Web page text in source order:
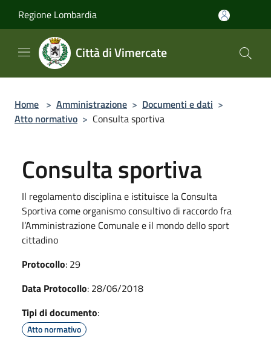
Regione Lombardia
Città di Vimercate
Home > Amministrazione > Documenti e dati >
Atto normativo > Consulta sportiva
Consulta sportiva
Il regolamento disciplina e istituisce la Consulta
Sportiva come organismo consultivo di raccordo fra
l’Amministrazione Comunale e il mondo dello sport
cittadino
Protocollo: 29
Data Protocollo: 28/06/2018
Tipi di documento:
Atto normativo